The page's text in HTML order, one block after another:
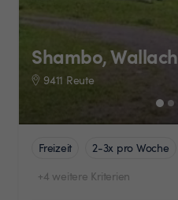
Shambo, Wallach
9411 Reute
Freizeit 2-3x pro Woche
+4 weitere Kriterien